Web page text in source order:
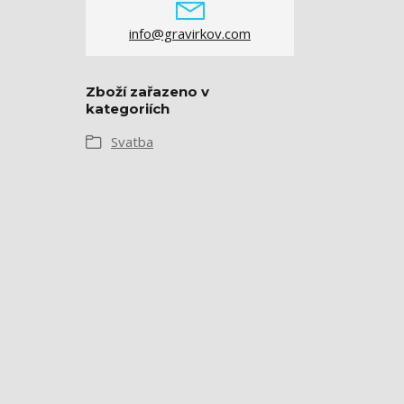
info@gravirkov.com
Zboží zařazeno v
kategoriích
Svatba